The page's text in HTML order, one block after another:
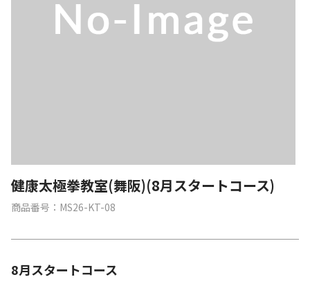
健康太極拳教室(舞阪)(8月スタートコース)
商品番号：MS26-KT-08
8月スタートコース